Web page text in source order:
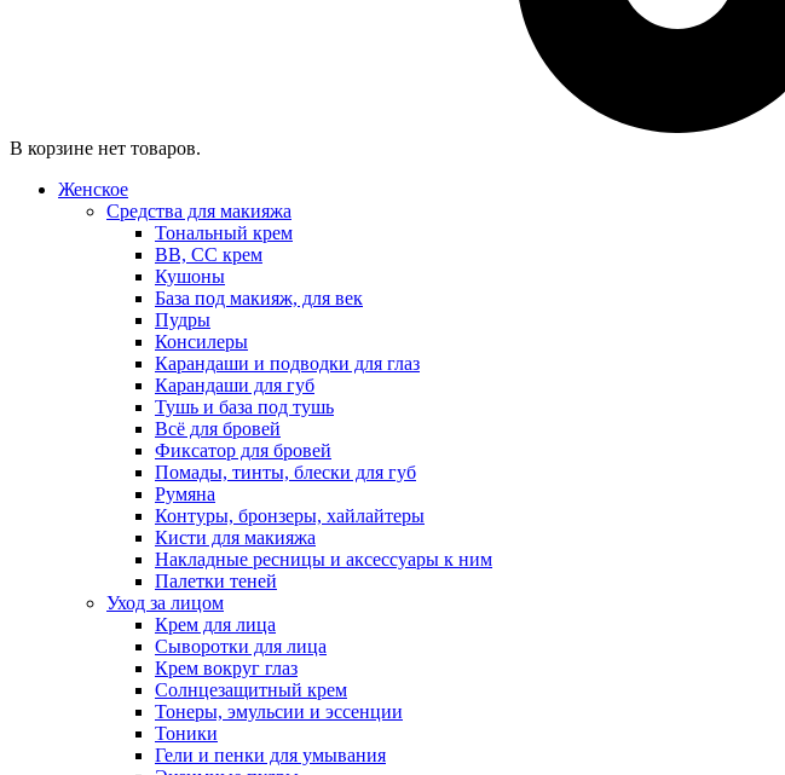
В корзине нет товаров.
Женское
Средства для макияжа
Тональный крем
BB, CC крем
Кушоны
База под макияж, для век
Пудры
Консилеры
Карандаши и подводки для глаз
Карандаши для губ
Тушь и база под тушь
Всё для бровей
Фиксатор для бровей
Помады, тинты, блески для губ
Румяна
Контуры, бронзеры, хайлайтеры
Кисти для макияжа
Накладные ресницы и аксессуары к ним
Палетки теней
Уход за лицом
Крем для лица
Сыворотки для лица
Крем вокруг глаз
Солнцезащитный крем
Тонеры, эмульсии и эссенции
Тоники
Гели и пенки для умывания